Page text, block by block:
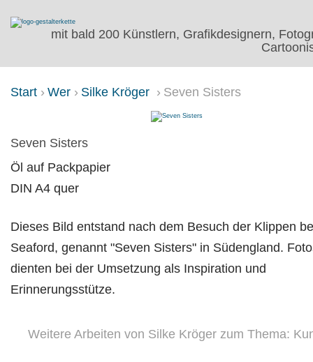
mit bald 200 Künstlern, Grafikdesignern,
Start Wer Silke Kröger Seven Sisters
SEVEN SISTERS
Seven Sisters
Öl auf Packpapier
DIN A4 quer
Dieses Bild entstand nach dem Besuch der Klippen
Seaford, genannt "Seven Sisters" in Südengland.
dienten bei der Umsetzung als Inspiration und
Erinnerungsstütze.
Weitere Arbeiten von Silke Kröger zum Thema: